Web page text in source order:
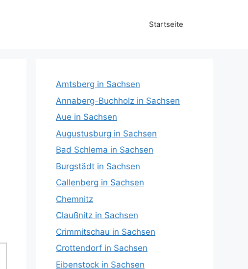
Startseite
Amtsberg in Sachsen
Annaberg-Buchholz in Sachsen
Aue in Sachsen
Augustusburg in Sachsen
Bad Schlema in Sachsen
Burgstädt in Sachsen
Callenberg in Sachsen
Chemnitz
Claußnitz in Sachsen
Crimmitschau in Sachsen
Crottendorf in Sachsen
Eibenstock in Sachsen